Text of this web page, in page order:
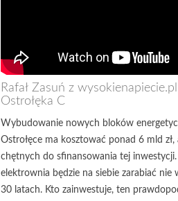
Rafał Zasuń z
Ostrołęka C
Wybudowanie nowych bloków
Ostrołęce ma kosztować ponad 6 mld zł,
chętnych do sfinansowania tej
elektrownia będzie na siebie zarabiać nie
30 latach. Kto zainwestuje, ten